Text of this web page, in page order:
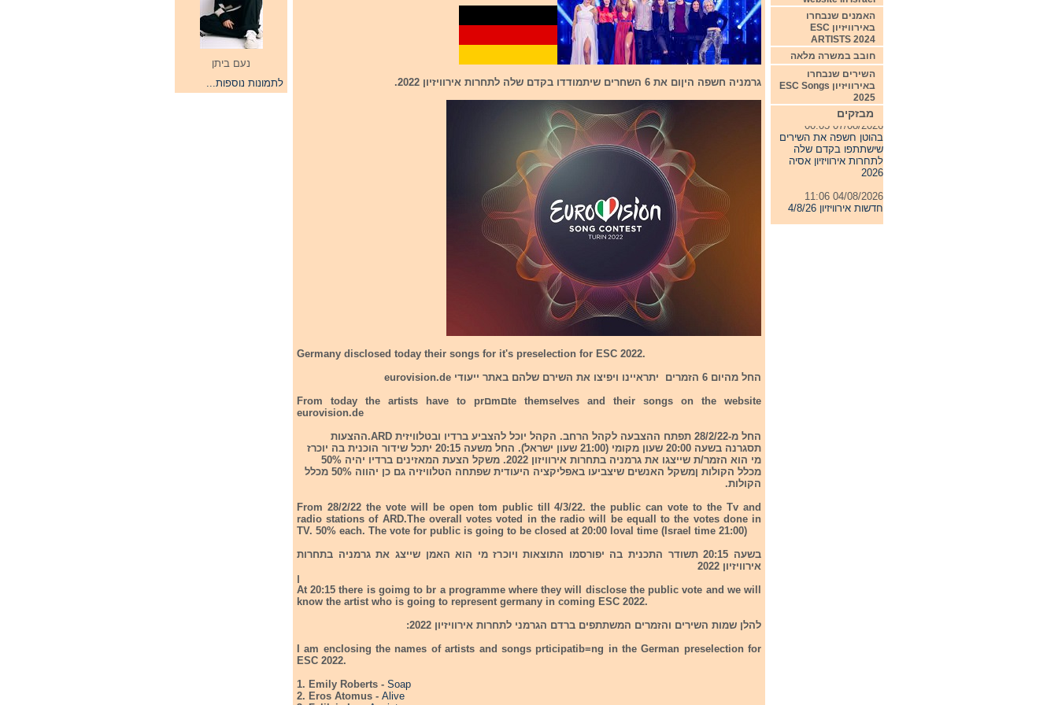
נעם ביתן
לתמונות נוספות...
גרמניה חשפה היןום את 6 השחרים שיתמודדו בקדם שלה לתחרות אירוויזיון 2022.
Germany disclosed today their songs for it's preselection for ESC 2022.
החל מהיום 6 הזמרים יתראיינו ויפיצו את השירם שלהם באתר ייעודי eurovision.de
From today the artists have to prםmםte themselves and their songs on the website
eurovision.de
החל מ-28/2/22 תפתח ההצבעה לקהל הרחב. הקהל יוכל להצביע ברדיו ובטלוויזית ARD.ההצעות
תסגרנה בשעה 20:00 שעון מקומי (21:00 שעון ישראל). החל משעה 20:15 יתכל שידור הוכנית בה יוכרז
מי הוא הזמר/ת שייצגו את גרמניה בתחרות אירוויזון 2022. משקל הצעת המאזינים ברדיו יהיה 50%
מכלל הקולות ןמשקל האנשים שיצביעו באפליקציה היעודית שפתחה הטלוויזיה גם כן יהווה 50% מכלל
הקולות.
From 28/2/22 the vote will be open tom public till 4/3/22. the public can vote to the Tv and
radio stations of ARD.The overall votes voted in the radio will be equall to the votes done in
TV. 50% each. The vote for public is going to be closed at 20:00 loval time (Israel time 21:00)
בשעה 20:15 תשודר התכנית בה יפורסמו התוצאות ויוכרז מי הוא האמן שייצג את גרמניה בתחרות
אירוויזיון 2022
ן
At 20:15 there is goimg to br a programme where they will disclose the public vote and we will
know the artist who is going to represent germany in coming ESC 2022.
להלן שמות השירים והזמרים המשתתפים ברדם הגרמני לתחרות אירוויזיון 2022:
I am enclosing the names of artists and songs prticipatib=ng in the German preselection for
ESC 2022.
1. Emily Roberts - Soap
2. Eros Atomus - Alive
האמנים שנבחרו
באירוויזיון ESC
ARTISTS 2024
חובב במשרה מלאה
השירים שנבחרו
באירוויזיון ESC Songs
2025
מבזקים
07/08/2026 00:05
בהוטן חשפה את השירים
שישתתפו בקדם שלה
לתחרות אירוויזיון אסיה
2026
04/08/2026 11:06
חדשות אירוויזיון 4/8/26
31/07/2026 08:54